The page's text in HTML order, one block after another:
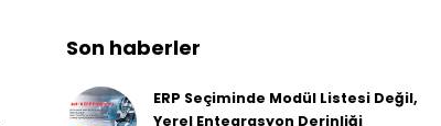
Son haberler
ERP Seçiminde Modül Listesi Değil,
Yerel Entegrasyon Derinliği